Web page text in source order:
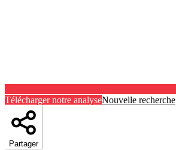
Télécharger notre analyseNouvelle recherche
Partager